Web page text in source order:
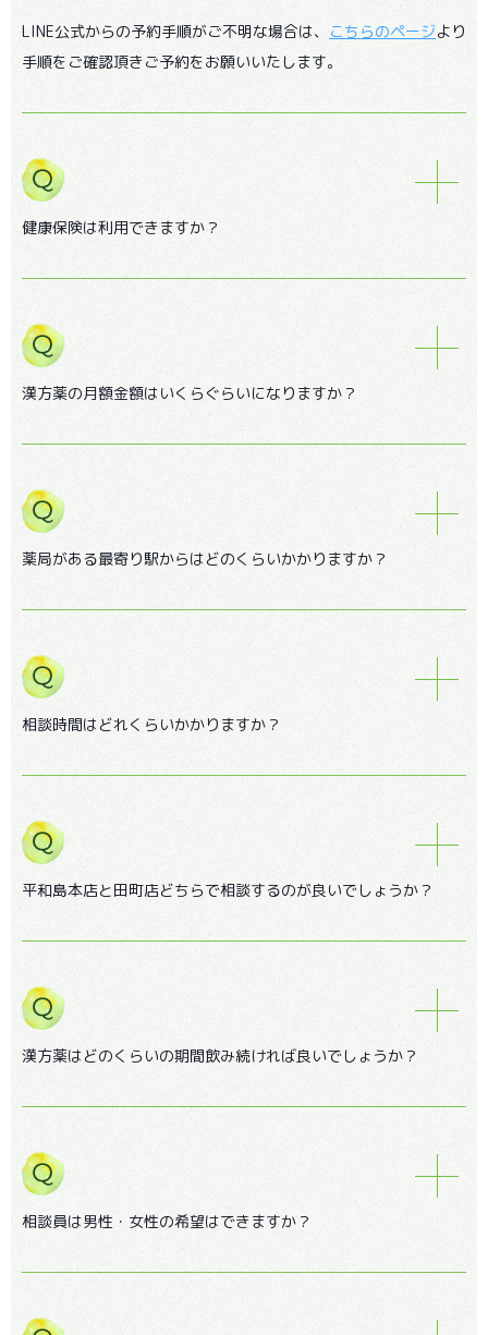
LINE公式からの予約手順がご不明な場合は、 こちらのページより
手順をご確認頂きご予約をお願いいたします。
健康保険は利用できますか？
漢方薬の月額金額はいくらぐらいになりますか？
薬局がある最寄り駅からはどのくらいかかりますか？
相談時間はどれくらいかかりますか？
平和島本店と田町店どちらで相談するのが良いでしょうか？
漢方薬はどのくらいの期間飲み続ければ良いでしょうか？
相談員は男性・女性の希望はできますか？